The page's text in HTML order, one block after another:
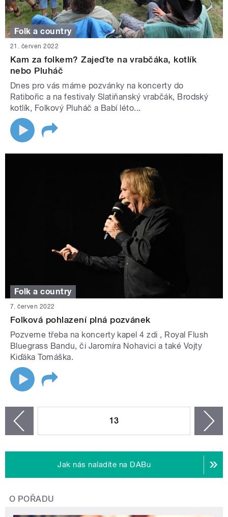
Folk a country
21. červen 2022
Kam za folkem? Zajeďte na vrabčáka, kotlík
nebo Pluháč
Dnes pro vás máme pozvánky na koncerty do
Ratibořic a na festivaly Slatiňanský vrabčák, Brodský
kotlík, Folkový Pluháč a Babí léto...
Folk a country
7. červen 2022
Folková pohlazení plná pozvánek
Pozveme třeba na koncerty kapel 4 zdi , Royal Flush
Bluegrass Bandu, či Jaromíra Nohavici a také Vojty
Kiďáka Tomáška.
13
Jak nás naladíte na DABu
O POŘADU